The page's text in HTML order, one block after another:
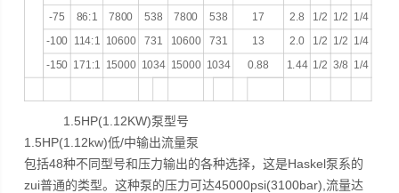
-75
86:1 7800 538 7800 538 17 2.8 1/2 1/2 1/4
-100 114:1 10600 731 10600 731 13 2.0 1/2 1/2 1/4
-150 171:1 15000 1034 15000 1034 0.88 1.44 1/2 3/8 1/4
1.5HP(1.12KW)泵型号
1.5HP(1.12kw)低/中输出流量泵
包括48种不同型号和压力输出的各种选择，这是Haskel泵系的
zui普通的类型。这种泵的压力可达45000psi(3100bar),流量达